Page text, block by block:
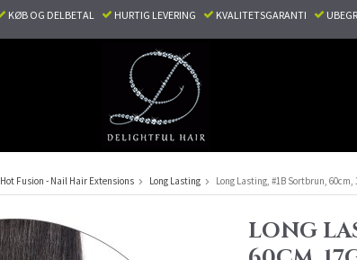
KØB OG DELBETAL HURTIG LEVERING KVALITETSGARANTI
Hot Fusion - Nail Hair Extensions Long Lasting Long Lasting, #1B Sortbrun,
LONG